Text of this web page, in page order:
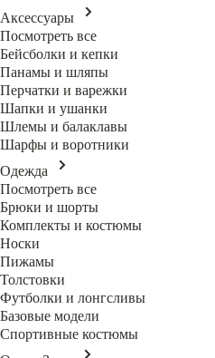
Аксессуары
Посмотреть все
Бейсболки и кепки
Панамы и шляпы
Перчатки и варежки
Шапки и ушанки
Шлемы и балаклавы
Шарфы и воротники
Одежда
Посмотреть все
Брюки и шорты
Комплекты и костюмы
Носки
Пижамы
Толстовки
Футболки и лонгсливы
Базовые модели
Спортивные костюмы